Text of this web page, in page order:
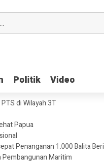
Politik Video
Politik Video
di Wilayah 3T
Papua
Penanganan 1.000 Balita
Pembangunan Maritim